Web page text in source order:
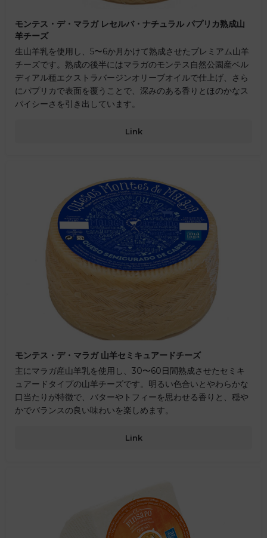
モンテス・デ・マラガ レセルバ・ナチュラル パプリカ熟成山
羊チーズ
生山羊乳を使用し、5〜6か月かけて熟成させたプレミアム山羊
チーズです。熟成の後半にはマラガのモンテス自然公園産ベル
ディアル種エクストラバージンオリーブオイルで仕上げ、さら
にパプリカで表面を覆うことで、深みのある香りとほのかなス
パイシーさを引き出しています。
Link
モンテス・デ・マラガ 山羊セミキュアードチーズ
主にマラガ産山羊乳を使用し、30〜60日間熟成させたセミキ
ュアードタイプの山羊チーズです。明るい色合いとやわらかな
口当たりが特徴で、バターやトフィーを思わせる香りと、穏や
かでバランスの良い味わいを楽しめます。
Link